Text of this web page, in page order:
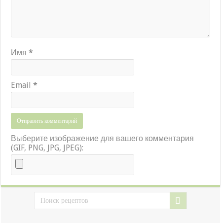
Имя*
Email*
Выберите изображение для вашего комментария
(GIF, PNG, JPG, JPEG):